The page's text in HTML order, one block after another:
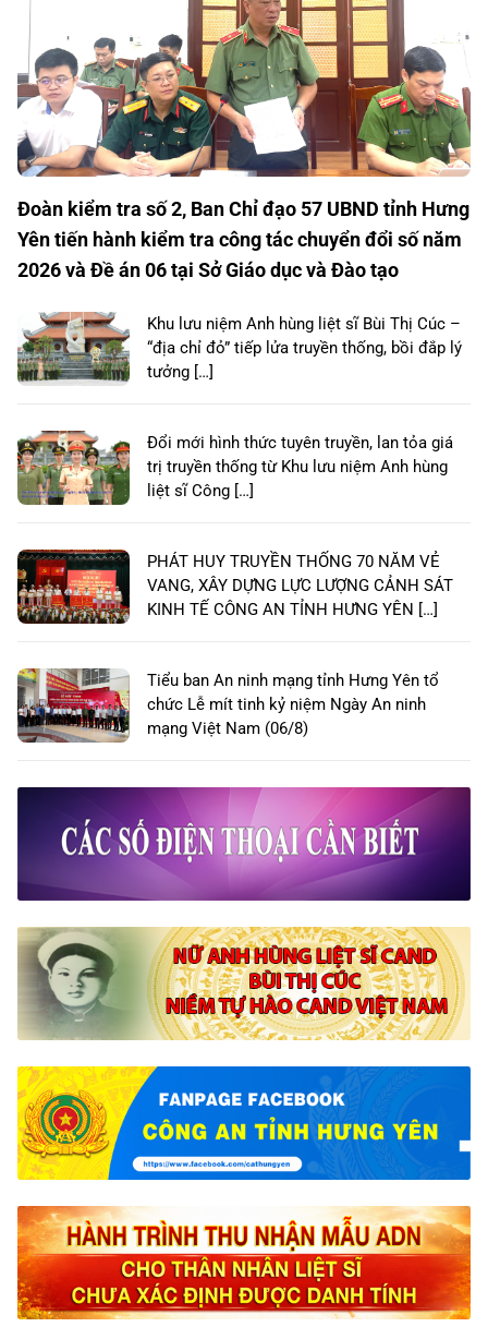
Đoàn kiểm tra số 2, Ban Chỉ đạo 57 UBND tỉnh Hưng
Yên tiến hành kiểm tra công tác chuyển đổi số năm
2026 và Đề án 06 tại Sở Giáo dục và Đào tạo
Khu lưu niệm Anh hùng liệt sĩ Bùi Thị Cúc –
“địa chỉ đỏ” tiếp lửa truyền thống, bồi đắp lý
tưởng […]
Đổi mới hình thức tuyên truyền, lan tỏa giá
trị truyền thống từ Khu lưu niệm Anh hùng
liệt sĩ Công […]
PHÁT HUY TRUYỀN THỐNG 70 NĂM VẺ
VANG, XÂY DỰNG LỰC LƯỢNG CẢNH SÁT
KINH TẾ CÔNG AN TỈNH HƯNG YÊN […]
Tiểu ban An ninh mạng tỉnh Hưng Yên tổ
chức Lễ mít tinh kỷ niệm Ngày An ninh
mạng Việt Nam (06/8)